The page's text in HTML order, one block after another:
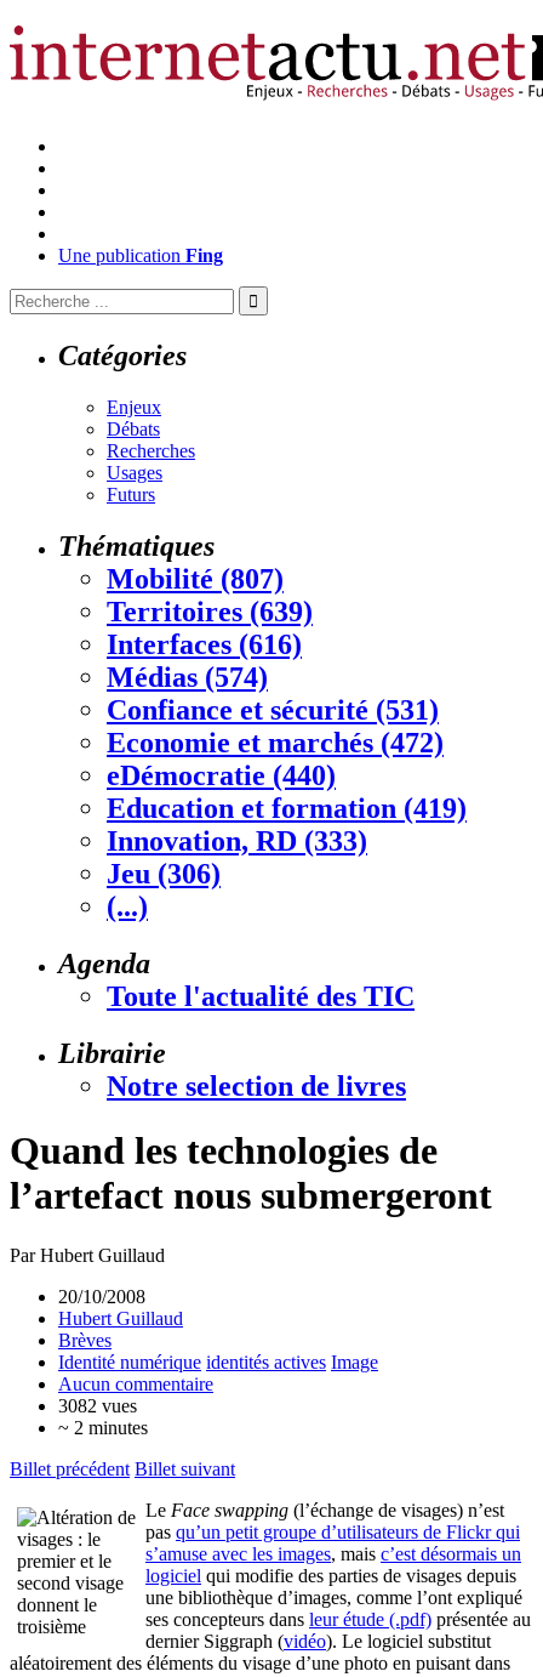
Une publication Fing
Catégories
Enjeux
Débats
Recherches
Usages
Futurs
Thématiques
Mobilité (807)
Territoires (639)
Interfaces (616)
Médias (574)
Confiance et sécurité (531)
Economie et marchés (472)
eDémocratie (440)
Education et formation (419)
Innovation, RD (333)
Jeu (306)
(...)
Agenda
Toute l'actualité des TIC
Librairie
Notre selection de livres
Quand les technologies de
l’artefact nous submergeront
Par Hubert Guillaud
20/10/2008
Hubert Guillaud
Brèves
Identité numérique identités actives Image
Aucun commentaire
3082 vues
~ 2 minutes
Billet précédent Billet suivant
Le Face swapping (l’échange de visages) n’est
pas qu’un petit groupe d’utilisateurs de Flickr qui
s’amuse avec les images, mais c’est désormais un
logiciel qui modifie des parties de visages depuis
une bibliothèque d’images, comme l’ont expliqué
ses concepteurs dans leur étude (.pdf) présentée au
dernier Siggraph (vidéo). Le logiciel substitut
aléatoirement des éléments du visage d’une photo en puisant dans